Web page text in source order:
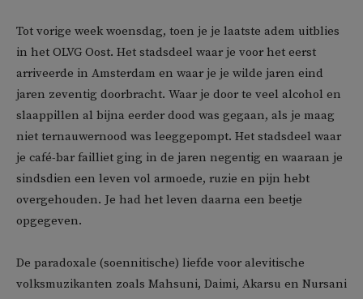
Tot vorige week woensdag, toen je je laatste adem uitblies
in het OLVG Oost. Het stadsdeel waar je voor het eerst
arriveerde in Amsterdam en waar je je wilde jaren eind
jaren zeventig doorbracht. Waar je door te veel alcohol en
slaappillen al bijna eerder dood was gegaan, als je maag
niet ternauwernood was leeggepompt. Het stadsdeel waar
je café-bar failliet ging in de jaren negentig en waaraan je
sindsdien een leven vol armoede, ruzie en pijn hebt
overgehouden. Je had het leven daarna een beetje
opgegeven.
De paradoxale (soennitische) liefde voor alevitische
volksmuzikanten zoals Mahsuni, Daimi, Akarsu en Nursani